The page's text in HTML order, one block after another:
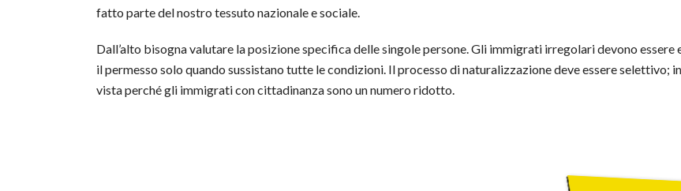
fatto parte del nostro tessuto nazionale e sociale.
Dall’alto bisogna valutare la posizione specifica delle singole persone. Gli immigrati irregolari devono
il permesso solo quando sussistano tutte le condizioni. Il processo di naturalizzazione deve essere selettivo;
vista perché gli immigrati con cittadinanza sono un numero ridotto.